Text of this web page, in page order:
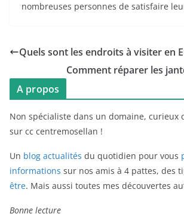
nombreuses personnes de satisfaire
Quels sont les endroits à visiter en
Comment réparer les
A propos
Non spécialiste dans un domaine, curieux
sur cc centremosellan !
Un blog actualités du quotidien pour vous
informations sur nos amis à 4 pattes, des
être. Mais aussi toutes mes découvertes
Bonne lecture